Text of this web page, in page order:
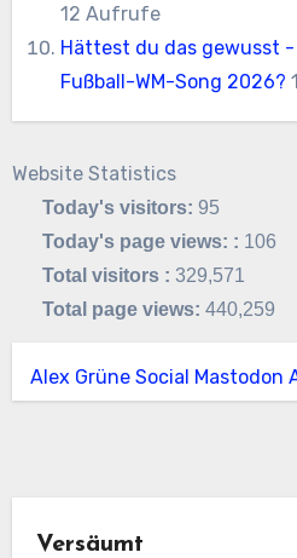
12 Aufrufe
Hättest du das gewusst -
Fußball-WM-Song 2026?
Website Statistics
Today's visitors: 95
Today's page views: : 106
Total visitors :329,571
Total page views:440,259
Alex Grüne Social Mastodon
Versäumt